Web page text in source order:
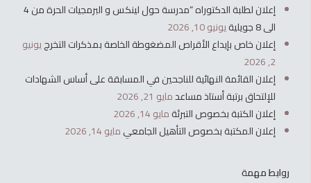
إعلان لطلبة الدكتوراه “مدرسة حول لينكس و البرمجيات الحرة من 4
الى 8 جويلية
يونيو 10, 2026
إعلان خاص بإيداع الأقراص المضغوطة الخاصة بمذكرات التخرجيونيو
2, 2026
إعلان القائمة النهائية للناجحين في المسابقة على أساس الشهادات
للإلتحاق برتبة أستاذ مساعدمايو 21, 2026
إعلان الكتبة بخصوص التبرئةمايو 14, 2026
إعلان المكتبة بخصوص التأهيل الجامعيمايو 14, 2026
روابط مهمة